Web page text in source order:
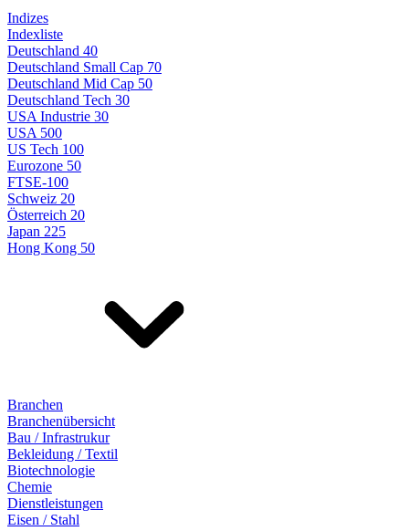
Indizes
Indexliste
Deutschland 40
Deutschland Small Cap 70
Deutschland Mid Cap 50
Deutschland Tech 30
USA Industrie 30
USA 500
US Tech 100
Eurozone 50
FTSE-100
Schweiz 20
Österreich 20
Japan 225
Hong Kong 50
Branchen
Branchenübersicht
Bau / Infrastrukur
Bekleidung / Textil
Biotechnologie
Chemie
Dienstleistungen
Eisen / Stahl